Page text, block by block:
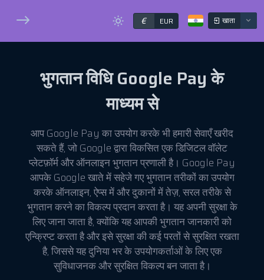
€ EUR खाता
भुगतानविधिGoogle Pay के
माध्यम से
आप Google Pay का उपयोग करके भी हमारी सेवाएँ खरीद
सकते हैं, जो Google द्वारा विकसित एक डिजिटल वॉलेट
प्लेटफ़ॉर्म और ऑनलाइन भुगतान प्रणाली है। Google Pay
आपके Google खाते में सहेजे गए भुगतान तरीकों का उपयोग
करके ऑनलाइन, ऐप्स में और दुकानों में तेज़, सरल तरीके से
भुगतान करने का विकल्प प्रदान करता है। यह अपनी सुरक्षा के
लिए जाना जाता है, क्योंकि यह आपकी भुगतान जानकारी को
एन्क्रिप्ट करता है और इसे सुरक्षा की कई परतों से सुरक्षित रखता
है, जिससे यह दुनिया भर के उपयोगकर्ताओं के लिए एक
सुविधाजनक और सुरक्षित विकल्प बन जाता है।